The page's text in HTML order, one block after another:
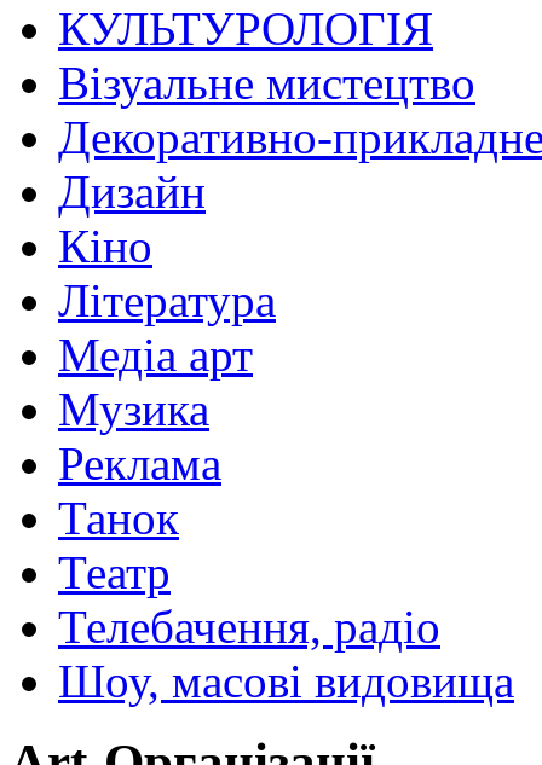
КУЛЬТУРОЛОГІЯ
Візуальне мистецтво
Декоративно-
Дизайн
Кіно
Література
Медіа арт
Музика
Реклама
Танок
Театр
Телебачення, радіо
Шоу, масові видовища